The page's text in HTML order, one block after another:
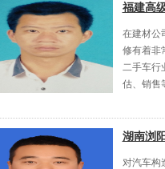
福建高
在建材公
修有着非
二手车行
估、销售
湖南浏
对汽车构